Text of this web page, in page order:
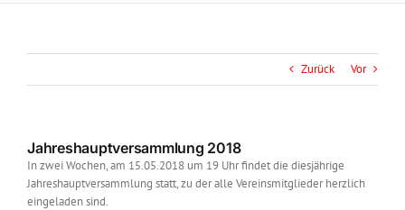
Zurück Vor
Jahreshauptversammlung 2018
In zwei Wochen, am 15.05.2018 um 19 Uhr findet die diesjährige
Jahreshauptversammlung statt, zu der alle Vereinsmitglieder herzlich
eingeladen sind.